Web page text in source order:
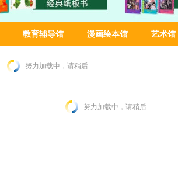
教育辅导馆 漫画绘本馆 艺术馆
努力加载中，请稍后...
努力加载中，请稍后...